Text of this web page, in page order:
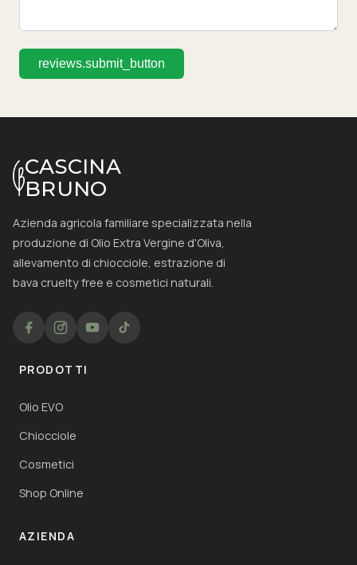
reviews.submit_button
CASCINA
BRUNO
Azienda agricola familiare specializzata nella
produzione di Olio Extra Vergine d'Oliva,
allevamento di chiocciole, estrazione di
bava cruelty free e cosmetici naturali.
PRODOTTI
Olio EVO
Chiocciole
Cosmetici
Shop Online
AZIENDA